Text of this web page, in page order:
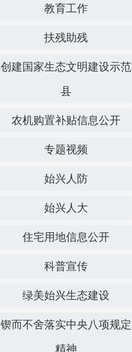
教育工作
扶残助残
创建国家生态文明建设示范
县
农机购置补贴信息公开
专题视频
始兴人防
始兴人大
住宅用地信息公开
科普宣传
绿美始兴生态建设
锲而不舍落实中央八项规定
精神